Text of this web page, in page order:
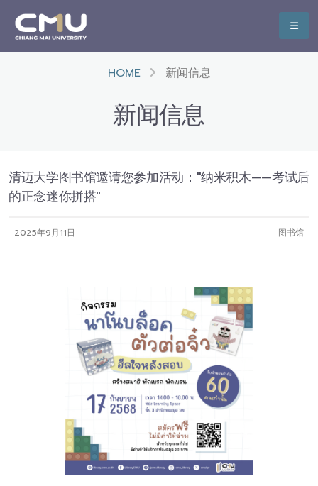
HOME 新闻信息
新闻信息
清迈大学图书馆邀请您参加活动："纳米积木——考试后
的正念迷你拼搭"
2025年9月11日 图书馆